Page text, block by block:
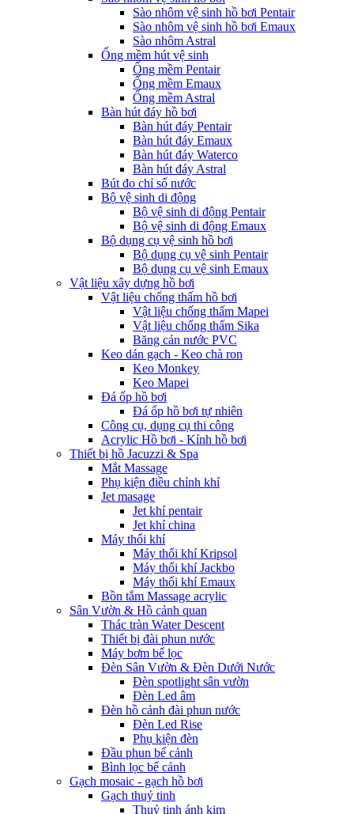
Sào nhôm vệ sinh hồ bơi Pentair
Sào nhôm vệ sinh hồ bơi Emaux
Sào nhôm Astral
Ống mềm hút vệ sinh
Ống mềm Pentair
Ống mềm Emaux
Ống mềm Astral
Bàn hút đáy hồ bơi
Bàn hút đáy Pentair
Bàn hút đáy Emaux
Bàn hút đáy Waterco
Bàn hút đáy Astral
Bút đo chỉ số nước
Bộ vệ sinh di động
Bộ vệ sinh di động Pentair
Bộ vệ sinh di động Emaux
Bộ dụng cụ vệ sinh hồ bơi
Bộ dụng cụ vệ sinh Pentair
Bộ dụng cụ vệ sinh Emaux
Vật liệu xây dựng hồ bơi
Vật liệu chống thấm hồ bơi
Vật liệu chống thấm Mapei
Vật liệu chống thấm Sika
Băng cản nước PVC
Keo dán gạch - Keo chà ron
Keo Monkey
Keo Mapei
Đá ốp hồ bơi
Đá ốp hồ bơi tự nhiên
Công cụ, dụng cụ thi công
Acrylic Hồ bơi - Kính hồ bơi
Thiết bị hồ Jacuzzi & Spa
Mắt Massage
Phụ kiện điều chỉnh khí
Jet masage
Jet khí pentair
Jet khí china
Máy thổi khí
Máy thổi khí Kripsol
Máy thổi khí Jackbo
Máy thổi khí Emaux
Bồn tắm Massage acrylic
Sân Vườn & Hồ cảnh quan
Thác tràn Water Descent
Thiết bị đài phun nước
Máy bơm bể lọc
Đèn Sân Vườn & Đèn Dưới Nước
Đèn spotlight sân vườn
Đèn Led âm
Đèn hồ cảnh đài phun nước
Đèn Led Rise
Phụ kiện đèn
Đầu phun bể cảnh
Bình lọc bể cảnh
Gạch mosaic - gạch hồ bơi
Gạch thuỷ tinh
Thuỷ tinh ánh kim